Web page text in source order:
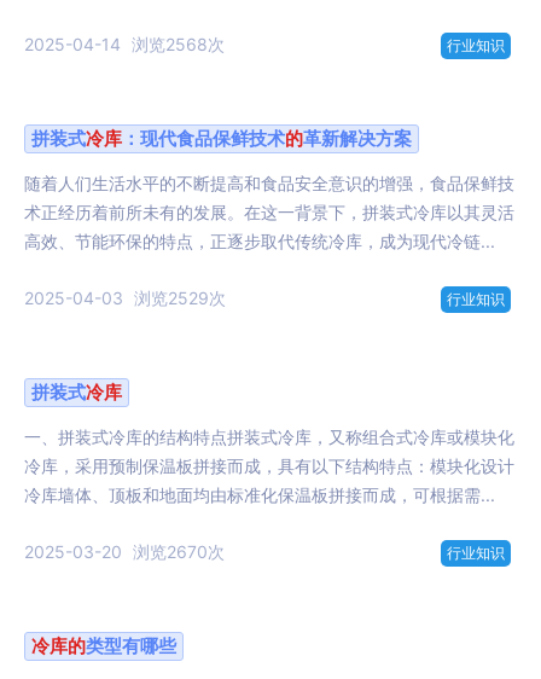
2025-04-14 浏览2568次 行业知识
拼装式冷库 ：现代食品保鲜技术的革新解决方案
随着人们生活水平的不断提高和食品安全意识的增强，食品保鲜技
术正经历着前所未有的发展。在这一背景下，拼装式冷库以其灵活
高效、节能环保的特点，正逐步取代传统冷库，成为现代冷链...
2025-04-03 浏览2529次 行业知识
拼装式冷库
一、拼装式冷库的结构特点拼装式冷库，又称组合式冷库或模块化
冷库，采用预制保温板拼接而成，具有以下结构特点：模块化设计
冷库墙体、顶板和地面均由标准化保温板拼接而成，可根据需...
2025-03-20 浏览2670次 行业知识
冷库的类型有哪些